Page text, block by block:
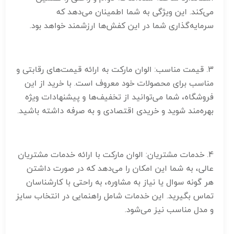
می‌کند. این ویژگی به شما اطمینان می‌دهد که
سرمایه‌گذاری شما در این کفش‌ها ارزشمند خواهد بود.
3. قیمت مناسب: الوان مارکت به ارائه قیمت‌های رقابتی و
مناسب برای محصولات خود معروف است. با خرید از این
فروشگاه، شما می‌توانید از تخفیف‌ها و پیشنهادات ویژه
بهره‌مند شوید و خریدی اقتصادی و به صرفه داشته باشید.
4. خدمات مشتریان: الوان مارکت با ارائه خدمات مشتریان
عالی، به شما این امکان را می‌دهد که در صورت داشتن
هر گونه سوال یا نیاز به مشاوره، به راحتی با کارشناسان
تماس بگیرید. این خدمات شامل راهنمایی در انتخاب سایز
و مدل مناسب نیز می‌شود.